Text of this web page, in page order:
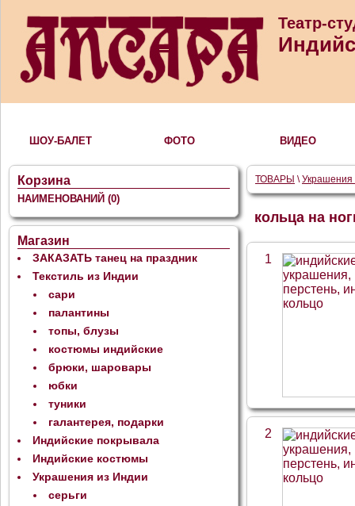
Театр-
ШОУ-БАЛЕТ ФОТО ВИДЕО
ТОВАРЫ \Украшения
кольца на
1
2
Корзина
НАИМЕНОВАНИЙ (0)
Магазин
ЗАКАЗАТЬ танец на праздник
Текстиль из Индии
сари
палантины
топы, блузы
костюмы индийские
брюки, шаровары
юбки
туники
галантерея, подарки
Индийские покрывала
Индийские костюмы
Украшения из Индии
серьги